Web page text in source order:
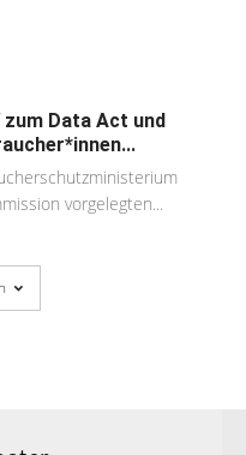
zum Data Act und
vorgelegten...